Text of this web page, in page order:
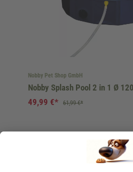
Nobby Pet Shop GmbH
Nobby Splash Pool 2 in 1 Ø
Sofort verfügbar, Lieferzeit: 1-3 Tage
49,99 €* 61,99 €*